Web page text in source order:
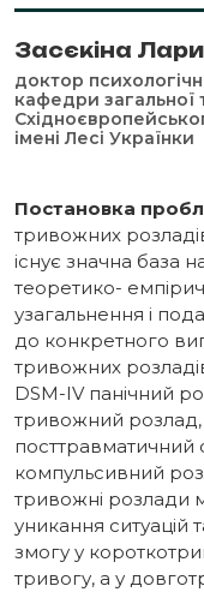
Засєкіна
доктор
кафедри загальної
імені Лесі Українки
Постановка
тривожних
існує значна база
теоретико-
узагальнення і
до конкретного
тривожних
DSM-IV панічний
тривожний розлад,
компульсивний
тривожні розлади
уникання ситуацій
змогу у
тривогу, а у